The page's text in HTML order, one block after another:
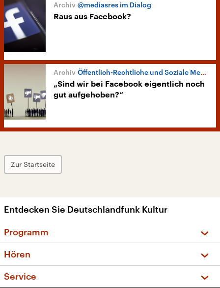
@mediasres im Dialog
Raus aus Facebook?
Öffentlich-Rechtliche und Soziale Medien
„Sind wir bei Facebook eigentlich noch
gut aufgehoben?“
Zur Startseite
Entdecken Sie Deutschlandfunk Kultur
Programm
Sendungen und Podcasts
Musikliste
Hören
Service